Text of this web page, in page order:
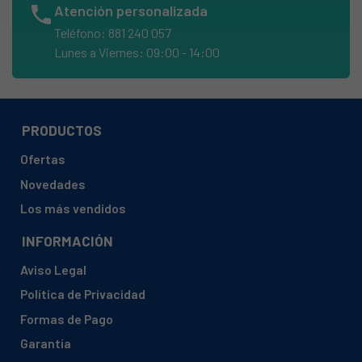
BOSCH, KA62DS50TI-01
BOSCH, KA62DS50TI-02
BOSCH, KA62DV71-02
BOSCH, KA62DV71-03
BOSCH, KA62DV71-04
BOSCH, KA62NS60TI-02
BOSCH, KA62NS60TI-03
BOSCH, KA62NV00TI-02
phone Atención personalizada
Teléfono: 881 240 057
Lunes a Viernes: 09:00 - 14:00
PRODUCTOS
Ofertas
Novedades
Los más vendidos
INFORMACIÓN
Aviso Legal
Política de Privacidad
Formas de Pago
Garantía